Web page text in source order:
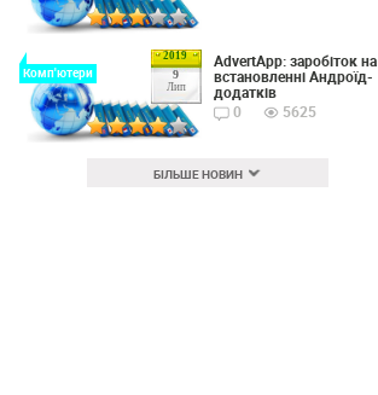
2019
9
Лип
Комп'ютери
AdvertApp: заробіток на
встановленні Андроїд-
додатків
0
5625
БІЛЬШЕ НОВИН